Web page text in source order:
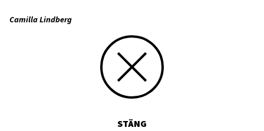
Camilla Lindberg
STÄNG